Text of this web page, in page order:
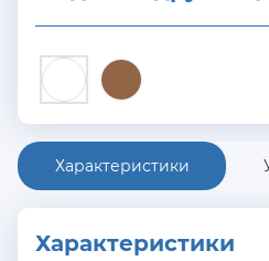
Характеристики
Характеристики